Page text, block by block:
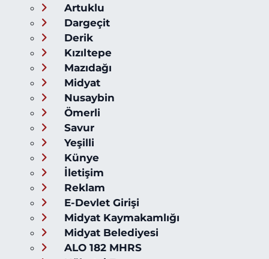
Artuklu
Dargeçit
Derik
Kızıltepe
Mazıdağı
Midyat
Nusaybin
Ömerli
Savur
Yeşilli
Künye
İletişim
Reklam
E-Devlet Girişi
Midyat Kaymakamlığı
Midyat Belediyesi
ALO 182 MHRS